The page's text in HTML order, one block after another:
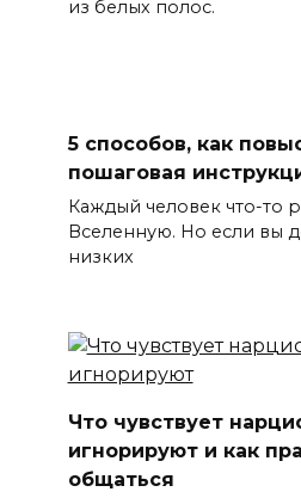
из белых полос.
5 способов, как
пошаговая
Каждый человек что-то
Вселенную. Но если вы
низких
Что чувствует
игнорируют и как
общаться